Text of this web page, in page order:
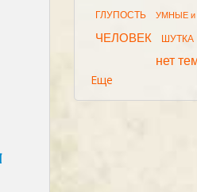
ГЛУПОСТЬ УМНЫЕ и
ЧЕЛОВЕК ШУТКА
нет
Еще